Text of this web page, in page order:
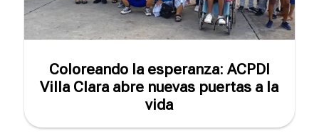
Coloreando la esperanza: ACPDI
Villa Clara abre nuevas puertas a la
vida